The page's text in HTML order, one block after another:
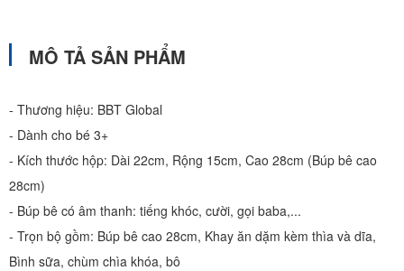
MÔ TẢ SẢN PHẨM
- Thương hiệu: BBT Global
- Dành cho bé 3+
- Kích thước hộp: Dài 22cm, Rộng 15cm, Cao 28cm (Búp bê cao
28cm)
- Búp bê có âm thanh: tiếng khóc, cười, gọi baba,...
- Trọn bộ gồm: Búp bê cao 28cm, Khay ăn dặm kèm thìa và dĩa,
Bình sữa, chùm chìa khóa, bô